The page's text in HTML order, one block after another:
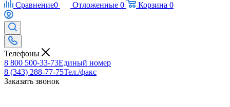
Сравнение0 Отложенные 0 Корзина 0
Телефоны
8 800 500-33-73Единый номер
8 (343) 288-77-75Тел./факс
Заказать звонок